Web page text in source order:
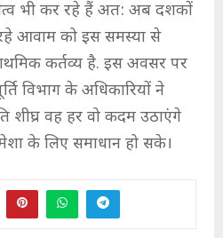
भी कर रहे हैं अत: अब दशकों
आवाम को इस समस्या से
कर्तव्य है. इस अवसर पर
विभाग के अधिकारियों ने
शीघ्र वह हर वो कदम उठाएंगे
के लिए समाधान हो सके।